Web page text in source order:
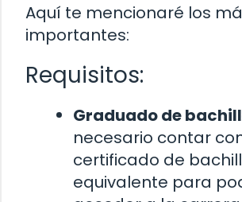
Aquí te mencionaré los
importantes:
Requisitos:
Graduado de
necesario contar
certificado de
equivalente para